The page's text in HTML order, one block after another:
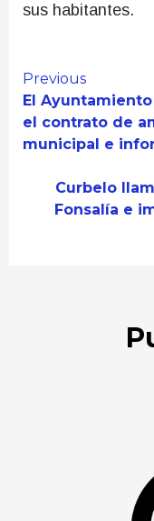
sus habitantes.
Continue
Reading
Previous
El
el contrato de
municipal e
Curbelo
Fonsalía e